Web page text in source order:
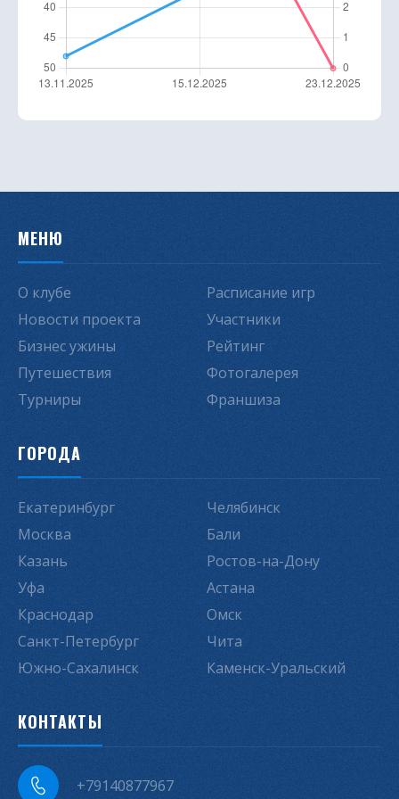
МЕНЮ
О клубе
Новости проекта
Бизнес ужины
Путешествия
Турниры
Расписание игр
Участники
Рейтинг
Фотогалерея
Франшиза
ГОРОДА
Екатеринбург
Москва
Казань
Уфа
Краснодар
Санкт-Петербург
Южно-Сахалинск
Челябинск
Бали
Ростов-на-Дону
Астана
Омск
Чита
Каменск-Уральский
КОНТАКТЫ
+79140877967